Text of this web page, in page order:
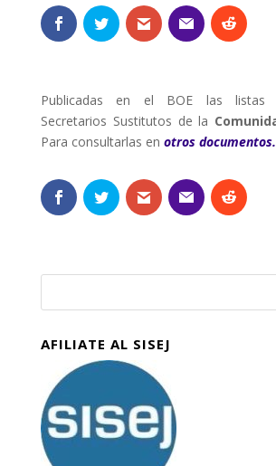
Publicadas en el BOE las listas
Secretarios Sustitutos de la
Para consultarlas en otros documentos.
AFILIATE AL SISEJ